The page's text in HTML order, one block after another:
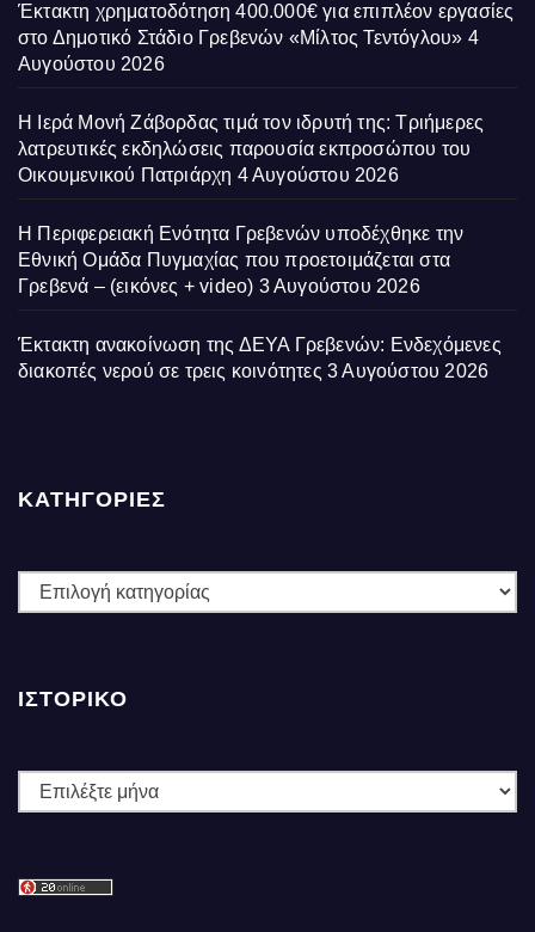
Έκτακτη χρηματοδότηση 400.000€ για επιπλέον εργασίες
στο Δημοτικό Στάδιο Γρεβενών «Μίλτος Τεντόγλου» 4
Αυγούστου 2026
Η Ιερά Μονή Ζάβορδας τιμά τον ιδρυτή της: Τριήμερες
λατρευτικές εκδηλώσεις παρουσία εκπροσώπου του
Οικουμενικού Πατριάρχη 4 Αυγούστου 2026
Η Περιφερειακή Ενότητα Γρεβενών υποδέχθηκε την
Εθνική Ομάδα Πυγμαχίας που προετοιμάζεται στα
Γρεβενά – (εικόνες + video) 3 Αυγούστου 2026
Έκτακτη ανακοίνωση της ΔΕΥΑ Γρεβενών: Ενδεχόμενες
διακοπές νερού σε τρεις κοινότητες 3 Αυγούστου 2026
ΚΑΤΗΓΟΡΙΕΣ
ΚΑΤΗΓΟΡΙΕΣ
ΙΣΤΟΡΙΚΌ
Ιστορικό